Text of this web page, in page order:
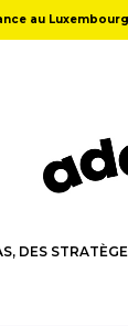
au Luxembourg
DES